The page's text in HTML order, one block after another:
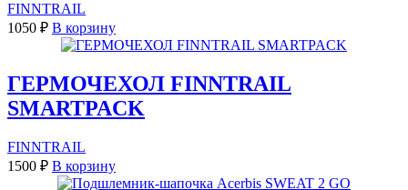
FINNTRAIL
1050 ₽ В корзину
ГЕРМОЧЕХОЛ FINNTRAIL
SMARTPACK
FINNTRAIL
1500 ₽ В корзину